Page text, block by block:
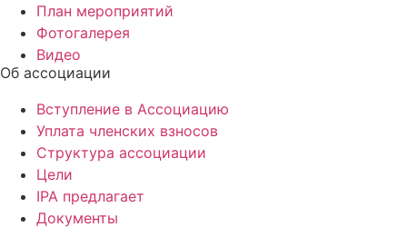
План мероприятий
Фотогалерея
Видео
Об ассоциации
Вступление в Ассоциацию
Уплата членских взносов
Структура ассоциации
Цели
IPA предлагает
Документы